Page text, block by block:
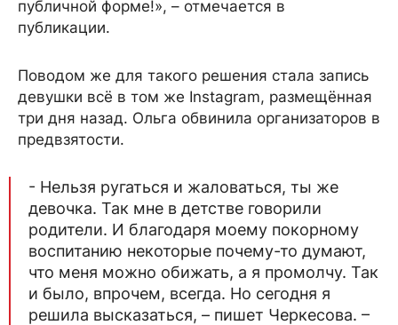
публичной форме!», – отмечается в
публикации.
Поводом же для такого решения стала запись
девушки всё в том же Instagram, размещённая
три дня назад. Ольга обвинила организаторов в
предвзятости.
- Нельзя ругаться и жаловаться, ты же
девочка. Так мне в детстве говорили
родители. И благодаря моему покорному
воспитанию некоторые почему-то думают,
что меня можно обижать, а я промолчу. Так
и было, впрочем, всегда. Но сегодня я
решила высказаться, – пишет Черкесова. –